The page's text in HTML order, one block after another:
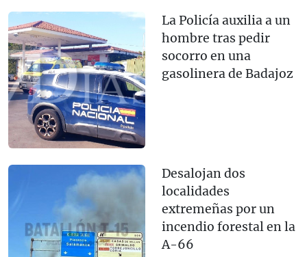
La Policía auxilia a un
hombre tras pedir
socorro en una
gasolinera de Badajoz
Desalojan dos
localidades
extremeñas por un
incendio forestal en la
A-66